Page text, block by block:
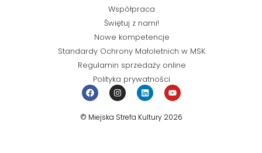
Współpraca
Świętuj z nami!
Nowe kompetencje
Standardy Ochrony Małoletnich w MSK
Regulamin sprzedaży online
Polityka prywatności
© Miejska Strefa Kultury 2026